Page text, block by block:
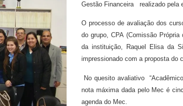
Gestão Financeira realizado pela
O processo de avaliação dos
do grupo, CPA (Comissão
da instituição, Raquel Elisa da
impressionado com a proposta do
No quesito avaliativo
nota máxima dada pelo Mec é
agenda do Mec.